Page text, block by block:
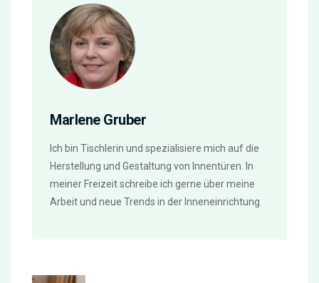
Marlene Gruber
Ich bin Tischlerin und spezialisiere mich auf die
Herstellung und Gestaltung von Innentüren. In
meiner Freizeit schreibe ich gerne über meine
Arbeit und neue Trends in der Inneneinrichtung.